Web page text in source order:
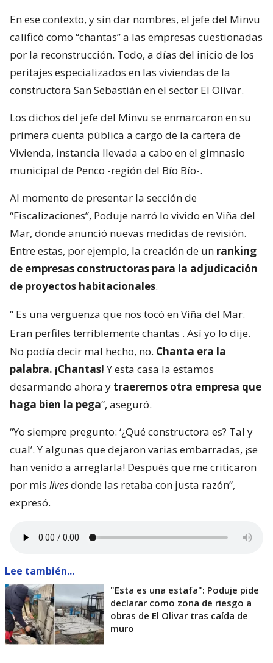
En ese contexto, y sin dar nombres, el jefe del Minvu
calificó como “chantas” a las empresas cuestionadas
por la reconstrucción. Todo, a días del inicio de los
peritajes especializados en las viviendas de la
constructora San Sebastián en el sector El Olivar.
Los dichos del jefe del Minvu se enmarcaron en su
primera cuenta pública a cargo de la cartera de
Vivienda, instancia llevada a cabo en el gimnasio
municipal de Penco -región del Bío Bío-.
Al momento de presentar la sección de
“Fiscalizaciones”, Poduje narró lo vivido en Viña del
Mar, donde anunció nuevas medidas de revisión.
Entre estas, por ejemplo, la creación de un ranking
de empresas constructoras para la adjudicación
de proyectos habitacionales.
“ Es una vergüenza que nos tocó en Viña del Mar.
Eran perfiles terriblemente chantas . Así yo lo dije.
No podía decir mal hecho, no. Chanta era la
palabra. ¡Chantas!Y esta casa la estamos
desarmando ahora y traeremos otra empresa que
haga bien la pega“, aseguró.
“Yo siempre pregunto: ‘¿Qué constructora es? Tal y
cual’. Y algunas que dejaron varias embarradas, ¡se
han venido a arreglarla! Después que me criticaron
por mis livesdonde las retaba con justa razón”,
expresó.
Lee también...
"Esta es una estafa": Poduje pide
declarar como zona de riesgo a
obras de El Olivar tras caída de
muro